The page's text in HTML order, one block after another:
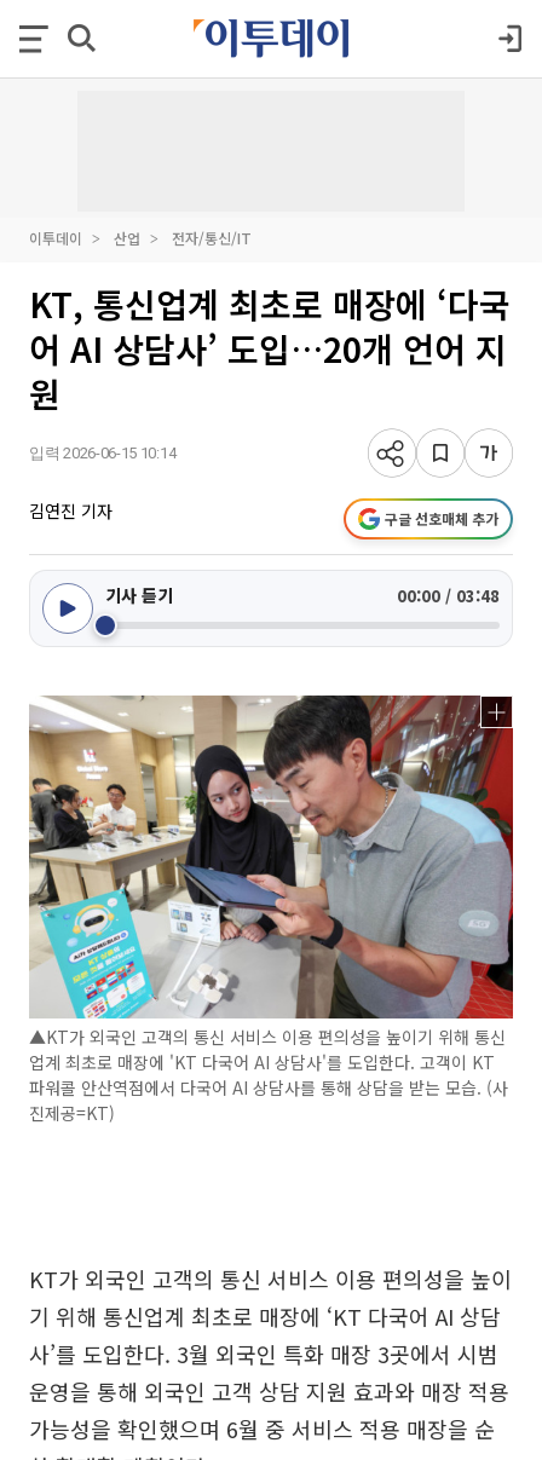
이투데이 산업 전자/통신/IT
KT, 통신업계 최초로 매장에 ‘다국
어 AI 상담사’ 도입…20개 언어 지
원
입력 2026-06-15 10:14
김연진 기자 구글 선호매체 추가
기사 듣기 00:00 / 03:48
▲KT가 외국인 고객의 통신 서비스 이용 편의성을 높이기 위해 통신
업계 최초로 매장에 'KT 다국어 AI 상담사'를 도입한다. 고객이 KT
파워콜 안산역점에서 다국어 AI 상담사를 통해 상담을 받는 모습. (사
진제공=KT)
KT가 외국인 고객의 통신 서비스 이용 편의성을 높이
기 위해 통신업계 최초로 매장에 ‘KT 다국어 AI 상담
사’를 도입한다. 3월 외국인 특화 매장 3곳에서 시범
운영을 통해 외국인 고객 상담 지원 효과와 매장 적용
가능성을 확인했으며 6월 중 서비스 적용 매장을 순